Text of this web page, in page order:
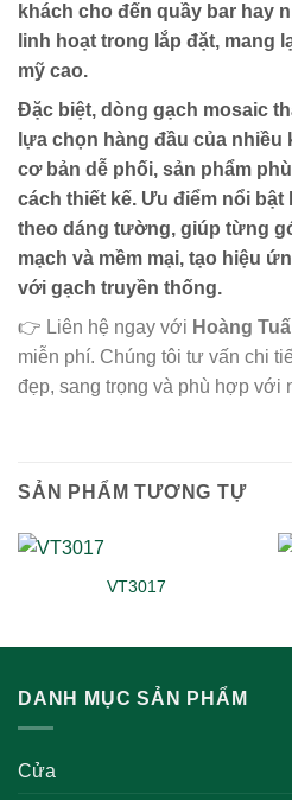
khách cho đến quầy bar hay
linh hoạt trong lắp đặt, mang
mỹ cao.
Đặc biệt, dòng gạch mosaic
lựa chọn hàng đầu của nhiều
cơ bản dễ phối, sản phẩm
cách thiết kế. Ưu điểm nổi bật
theo dáng tường, giúp từng
mạch và mềm mại, tạo hiệu
với gạch truyền thống.
👉 Liên hệ ngay với Hoàng
miễn phí. Chúng tôi tư vấn chi
đẹp, sang trọng và phù hợp với
SẢN PHẨM TƯƠNG TỰ
VT3017
DANH MỤC SẢN PHẨM
Cửa